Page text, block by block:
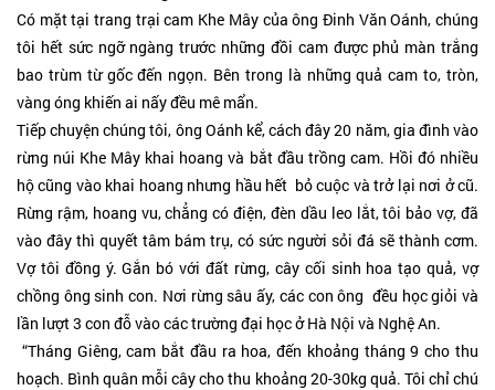
Có mặt tại trang trại cam Khe Mây của ông Đinh Văn Oánh, chúng
tôi hết sức ngỡ ngàng trước những đồi cam được phủ màn trắng
bao trùm từ gốc đến ngọn. Bên trong là những quả cam to, tròn,
vàng óng khiến ai nấy đều mê mẩn.
Tiếp chuyện chúng tôi, ông Oánh kể, cách đây 20 năm, gia đình vào
rừng núi Khe Mây khai hoang và bắt đầu trồng cam. Hồi đó nhiều
hộ cũng vào khai hoang nhưng hầu hết bỏ cuộc và trở lại nơi ở cũ.
Rừng rậm, hoang vu, chẳng có điện, đèn dầu leo lắt, tôi bảo vợ, đã
vào đây thì quyết tâm bám trụ, có sức người sỏi đá sẽ thành cơm.
Vợ tôi đồng ý. Gắn bó với đất rừng, cây cối sinh hoa tạo quả, vợ
chồng ông sinh con. Nơi rừng sâu ấy, các con ông đều học giỏi và
lần lượt 3 con đỗ vào các trường đại học ở Hà Nội và Nghệ An.
“Tháng Giêng, cam bắt đầu ra hoa, đến khoảng tháng 9 cho thu
hoạch. Bình quân mỗi cây cho thu khoảng 20-30kg quả. Tôi chỉ chú